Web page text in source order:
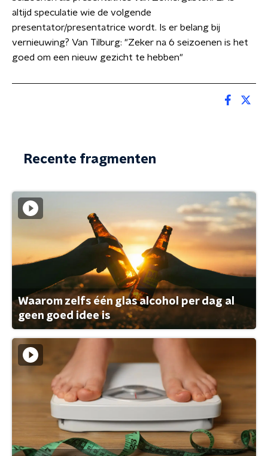
altijd speculatie wie de volgende
presentator/presentatrice wordt. Is er belang bij
vernieuwing? Van Tilburg: "Zeker na 6 seizoenen is het
goed om een nieuw gezicht te hebben"
Recente fragmenten
Waarom zelfs één glas alcohol per dag al
geen goed idee is